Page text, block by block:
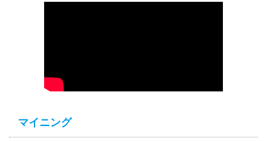
マイニング